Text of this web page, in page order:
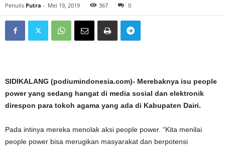
Penulis Putra - Mei 19, 2019 367 0
SIDIKALANG (podiumindonesia.com)- Merebaknya isu people
power yang sedang hangat di media sosial dan elektronik
direspon para tokoh agama yang ada di Kabupaten Dairi.
Pada intinya mereka menolak aksi people power. “Kita menilai
people power bisa merugikan masyarakat dan berpotensi